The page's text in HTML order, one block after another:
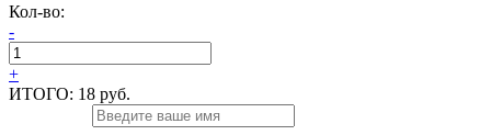
Кол-во:
-
+
ИТОГО: 18 руб.